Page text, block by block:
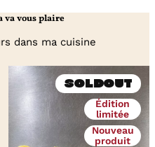
va vous plaire
dans ma cuisine
Soldout
Édition
limitée
Nouveau
produit